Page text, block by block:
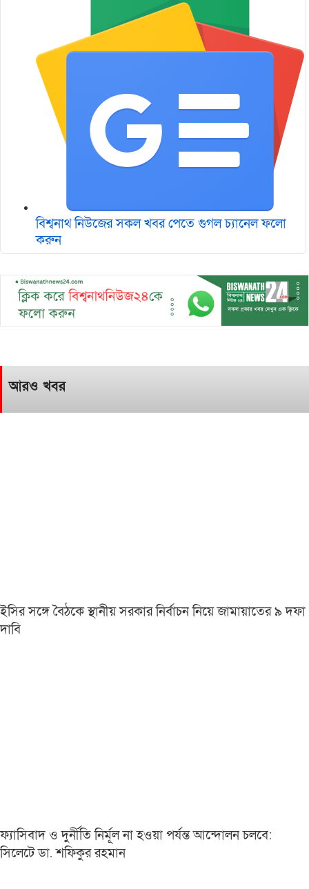
বিশ্বনাথ নিউজের সকল খবর পেতে গুগল চ‌্যানেল ফলো
করুন
আরও খবর
ইসির সঙ্গে বৈঠকে স্থানীয় সরকার নির্বাচন নিয়ে জামায়াতের ৯ দফা
দাবি
ফ্যাসিবাদ ও দুর্নীতি নির্মূল না হওয়া পর্যন্ত আন্দোলন চলবে:
সিলেটে ডা. শফিকুর রহমান